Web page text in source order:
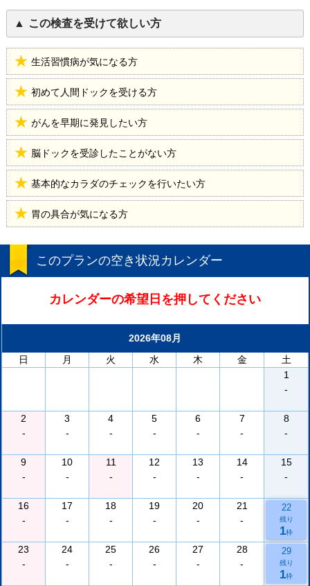
この検査を受けて欲しい方
生活習慣病が気になる方
初めて人間ドックを受ける方
がんを早期に発見したい方
脳ドックを受診したことがない方
基本的なカラダのチェックを行いたい方
胃の具合が気になる方
このプランの空き状況カレンダー
カレンダーの希望日を押してください
2026年08月
日
月 火 水 木 金
土
1
-
2
-
3
-
4
-
5
-
6
-
7
-
8
-
9
-
10
-
11
-
12
-
13
-
14
-
15
-
16
-
17
-
18
-
19
-
20
-
21
-
22
残り
1枠
23
-
24
-
25
-
26
-
27
-
28
-
29
残り
1枠